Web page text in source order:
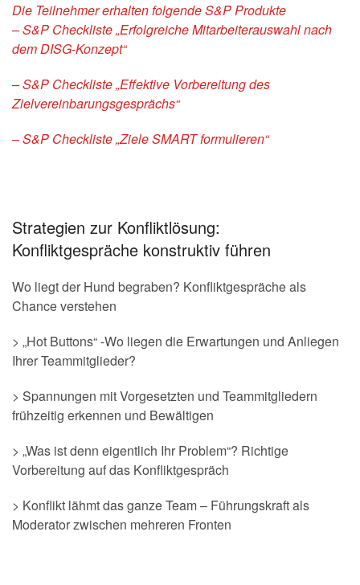
Die Teilnehmer erhalten folgende S&P Produkte
– S&P Checkliste „Erfolgreiche Mitarbeiterauswahl nach
dem DISG-Konzept“
– S&P Checkliste „Effektive Vorbereitung des
Zielvereinbarungsgesprächs“
– S&P Checkliste „Ziele SMART formulieren“
Strategien zur Konfliktlösung:
Konfliktgespräche konstruktiv führen
Wo liegt der Hund begraben? Konfliktgespräche als
Chance verstehen
> „Hot Buttons“ -Wo liegen die Erwartungen und Anliegen
Ihrer Teammitglieder?
> Spannungen mit Vorgesetzten und Teammitgliedern
frühzeitig erkennen und Bewältigen
> „Was ist denn eigentlich Ihr Problem“? Richtige
Vorbereitung auf das Konfliktgespräch
> Konflikt lähmt das ganze Team – Führungskraft als
Moderator zwischen mehreren Fronten